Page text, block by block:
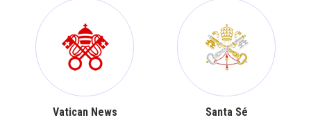
Vatican News Santa Sé